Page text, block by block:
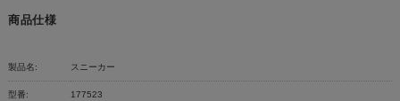
商品仕様
製品名: スニーカー
型番: 177523